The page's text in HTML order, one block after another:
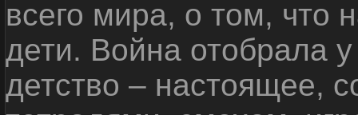
всего мира, о том, что
дети. Война отобрала
детство – настоящее,